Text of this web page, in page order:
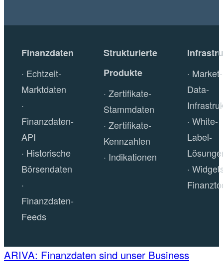
Finanzdaten
Echtzeit-
Marktdaten
Finanzdaten-
API
Historische
Börsendaten
Finanzdaten-
Feeds
Strukturierte
Produkte
Zertifikate-
Stammdaten
Zertifikate-
Kennzahlen
Indikationen
Market-
Data-
White-
Label-
ARIVA: Finanzdaten sind unser Business